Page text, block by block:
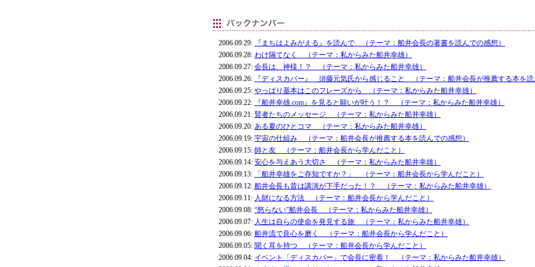
2006.09.29:
『まちはよみがえる』を読んで （テーマ：船井会長の著書を読んでの感想）
2006.09.28: わけ隔てなく （テーマ：私からみた船井幸雄）
2006.09.27: 会長は、神様！？ （テーマ：私からみた船井幸雄）
2006.09.26:
『ディスカバー』 須藤元気氏から感じること （テーマ：船井会長が推薦する本を読
2006.09.25: やっぱり基本はこのフレーズから （テーマ：私からみた船井幸雄）
2006.09.22:
『船井幸雄.com』を見ると願いが叶う！？ （テーマ：私からみた船井幸雄）
2006.09.21: 賢者たちのメッセージ （テーマ：私からみた船井幸雄）
2006.09.20: ある夏のひとコマ （テーマ：私からみた船井幸雄）
2006.09.19: 宇宙の仕組み （テーマ：船井会長が推薦する本を読んでの感想）
2006.09.15: 師と友 （テーマ：船井会長から学んだこと）
2006.09.14: 安心を与えあう大切さ （テーマ：私からみた船井幸雄）
2006.09.13:
「船井幸雄をご存知ですか？」 （テーマ：船井会長から学んだこと）
2006.09.12: 船井会長も昔は講演が下手だった！？ （テーマ：私からみた船井幸雄）
2006.09.11: 人財になる方法 （テーマ：船井会長から学んだこと）
2006.09.08: “怒らない”船井会長 （テーマ：私からみた船井幸雄）
2006.09.07: 人生は自らの使命を発見する旅 （テーマ：私からみた船井幸雄）
2006.09.06: 船井流で良心を磨く （テーマ：船井会長から学んだこと）
2006.09.05: 聞く耳を持つ （テーマ：船井会長から学んだこと）
2006.09.04: イベント「ディスカバー」で会長に密着！ （テーマ：私からみた船井幸雄）